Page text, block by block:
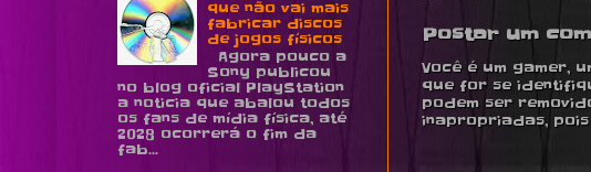
Postar um
Você é um gamer,
que for se
podem ser
inapropriadas,
que não vai mais
fabricar discos
de jogos físicos
Agora pouco a
Sony publicou
no blog oficial PlayStation
a noticia que abalou todos
os fans de mídia física, até
2028 ocorrerá o fim da
fab...